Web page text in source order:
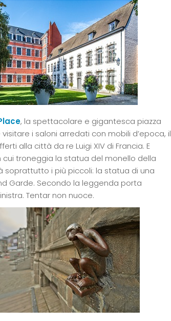
, la spettacolare e gigantesca piazza
i saloni arredati con mobili d’epoca, il
alla città da re Luigi XIV di Francia. E
cui troneggia la statua del monello della
soprattutto i più piccoli: la statua di una
Garde. Secondo la leggenda porta
Tentar non nuoce.